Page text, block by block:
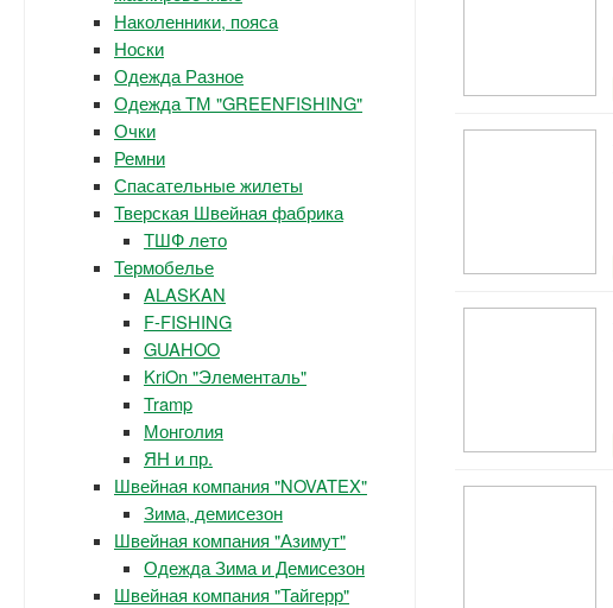
Наколенники, пояса
Носки
Одежда Разное
Одежда ТМ "GREENFISHING"
Очки
Ремни
Спасательные жилеты
Тверская Швейная фабрика
ТШФ лето
Термобелье
ALASKAN
F-FISHING
GUAHOO
KriOn "Элементаль"
Tramp
Монголия
ЯН и пр.
Швейная компания "NOVATEX"
Зима, демисезон
Швейная компания "Азимут"
Одежда Зима и Демисезон
Швейная компания "Тайгерр"